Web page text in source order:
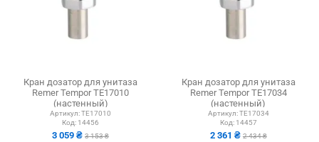
Кран дозатор для унитаза
Remer Tempor TE17010
(настенный)
Артикул:TE17010
Код: 14456
3 059 ₴3 153 ₴
Кран дозатор для унитаза
Remer Tempor TE17034
(настенный)
Артикул:TE17034
Код: 14457
2 361 ₴ 2 434 ₴